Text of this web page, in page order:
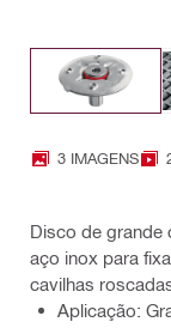
3 IMAGENS
Disco de grande
aço inox para
cavilhas
Aplicação: